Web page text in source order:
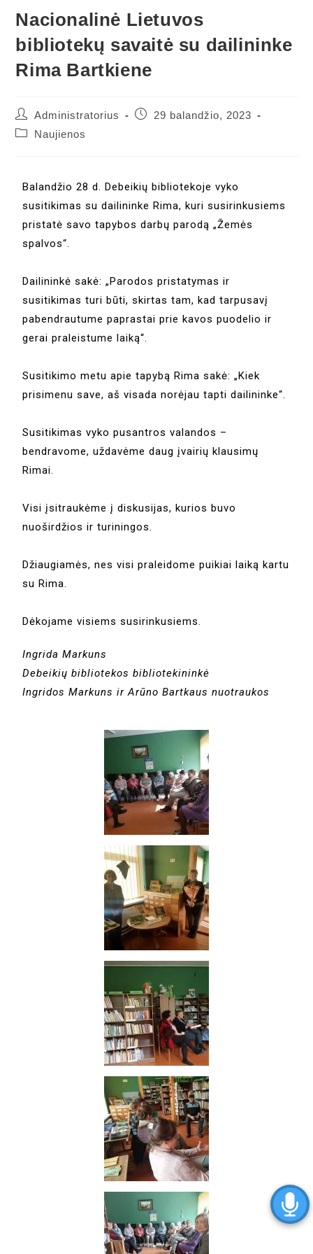
Nacionalinė Lietuvos
bibliotekų savaitė su dailininke
Rima Bartkiene
Administratorius
29 balandžio, 2023
Naujienos
Balandžio 28 d. Debeikių bibliotekoje vyko
susitikimas su dailininke Rima, kuri susirinkusiems
pristatė savo tapybos darbų parodą „Žemės
spalvos“.
Dailininkė sakė: „Parodos pristatymas ir
susitikimas turi būti, skirtas tam, kad tarpusavį
pabendrautume paprastai prie kavos puodelio ir
gerai praleistume laiką“.
Susitikimo metu apie tapybą Rima sakė: „Kiek
prisimenu save, aš visada norėjau tapti dailininke“.
Susitikimas vyko pusantros valandos –
bendravome, uždavėme daug įvairių klausimų
Rimai.
Visi įsitraukėme į diskusijas, kurios buvo
nuoširdžios ir turiningos.
Džiaugiamės, nes visi praleidome puikiai laiką kartu
su Rima.
Dėkojame visiems susirinkusiems.
Ingrida Markuns
Debeikių bibliotekos bibliotekininkė
Ingridos Markuns ir Arūno Bartkaus nuotraukos